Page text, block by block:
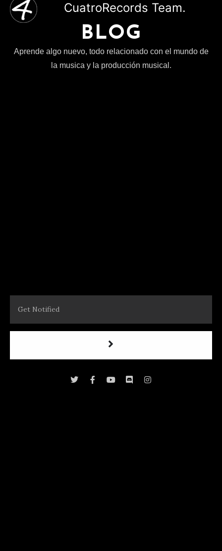
CuatroRecords Team.
BLOG
Aprende algo nuevo, todo relacionado con el mundo de
la musica y la producción musical.